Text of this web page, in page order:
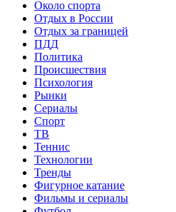
Около спорта
Отдых в России
Отдых за границей
ПДД
Политика
Происшествия
Психология
Рынки
Сериалы
Спорт
ТВ
Теннис
Технологии
Тренды
Фигурное катание
Фильмы и сериалы